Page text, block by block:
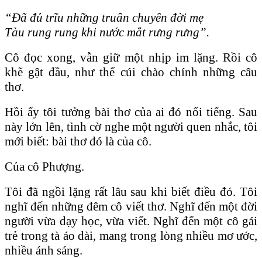
“Đã đủ trĩu những truân chuyên đời mẹ
Tàu rung rung khi nước mắt rưng rưng”.
Cô đọc xong, vẫn giữ một nhịp im lặng. Rồi cô
khẽ gật đầu, như thể cúi chào chính những câu
thơ.
Hồi ấy tôi tưởng bài thơ của ai đó nổi tiếng. Sau
này lớn lên, tình cờ nghe một người quen nhắc, tôi
mới biết: bài thơ đó là của cô.
Của cô Phượng.
Tôi đã ngồi lặng rất lâu sau khi biết điều đó. Tôi
nghĩ đến những đêm cô viết thơ. Nghĩ đến một đời
người vừa dạy học, vừa viết. Nghĩ đến một cô gái
trẻ trong tà áo dài, mang trong lòng nhiều mơ ước,
nhiều ánh sáng.